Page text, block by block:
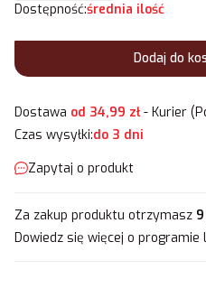
Dostępność:średnia ilość
Dodaj do
Dostawa od 34,99 zł- Kurier
Czas wysyłki:do 3 dni
Zapytaj o produkt
Za zakup produktu otrzymasz
Dowiedz się więcej o programie